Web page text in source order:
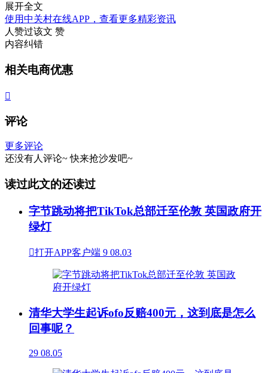
展开全文
使用中关村在线APP，查看更多精彩资讯
人赞过该文 赞
内容纠错
相关电商优惠

评论
更多评论
还没有人评论~ 快来抢沙发吧~
读过此文的还读过
字节跳动将把TikTok总部迁至伦敦 英国政府开
绿灯
打开APP客户端 9 08.03
清华大学生起诉ofo反赔400元，这到底是怎么
回事呢？
29 08.05